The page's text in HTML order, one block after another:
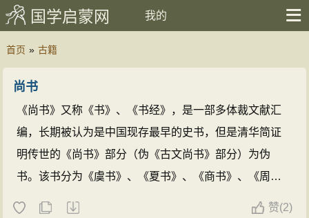
国学启蒙网 我的
首页 » 古籍
尚书
《尚书》又称《书》、《书经》，是一部多体裁文献汇
编，长期被认为是中国现存最早的史书，但是清华简证
明传世的《尚书》部分（伪《古文尚书》部分）为伪
书。该书分为《虞书》、《夏书》、《商书》、《周
赞(2)